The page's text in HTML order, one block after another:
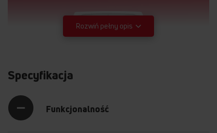
Rozwiń pełny opis
Specyfikacja
Funkcjonalność